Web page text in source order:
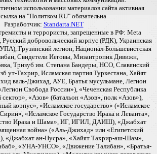
использовании материалов сайта активная
на "Политком.RU" обязательна
Разработчик: Standarta.NET
и террористы, запрещенные в РФ: Meta
добровольческий корпус (РДК), Украинская
Грузинский легион, Национал-Большевистская
Свидетели Иеговы, Мизантропик Дивижн,
Тризуб им. Степана Бандеры, НСО, Славянский
ут-Тахрир, Исламская партия Туркестана, Хайят
валь-Джихад, АУЕ, Братья мусульмане, Легион
Свобода России»), «Чеченская Республика
«Азов» (батальон «Азов», полк «Азов»),
корпус», «Исламское государство» («Исламское
«Исламское Государство Ирака и Леванта»,
Ирака и Шама», ИГ, ИГИЛ, ДАИШ), «Джабхат
война» («Аль-Джихад» или «Египетский
«Джабхат ан-Нусра», «Хайят Тахрир-аш-Шам»,
«УНА-УНСО», «Движение Талибан», «Братья-